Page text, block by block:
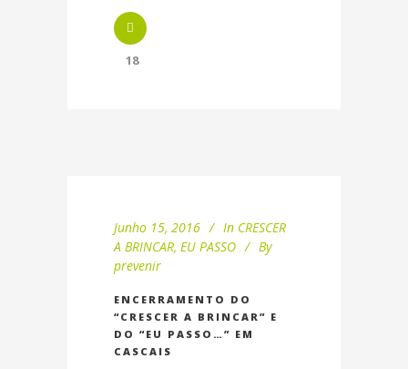
18
Junho 15, 2016 In CRESCER
A BRINCAR, EU PASSO
By
prevenir
ENCERRAMENTO DO
“CRESCER A BRINCAR” E
DO “EU PASSO…” EM
CASCAIS